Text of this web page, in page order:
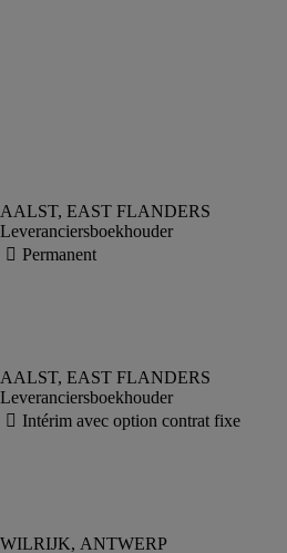
Leveranciersboekhouder
Leveranciersboekhouder